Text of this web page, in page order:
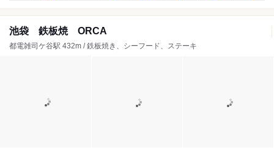
池袋 鉄板焼 ORCA
都電雑司ケ谷駅 432m / 鉄板焼き、シーフード、ステーキ